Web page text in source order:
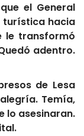
el General
turística hacia
le transformó
adentro.
de Lesa
Temía,
lo asesinaran.